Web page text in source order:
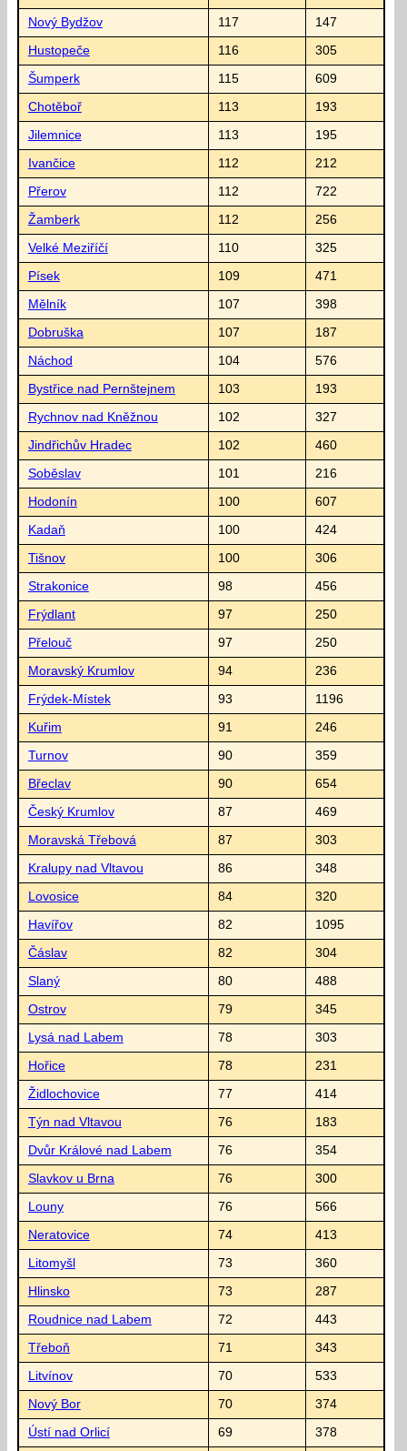
Nový Bydžov 117 147
Hustopeče 116 305
Šumperk 115 609
Chotěboř 113 193
Jilemnice 113 195
Ivančice 112 212
Přerov 112 722
Žamberk 112 256
Velké Meziříčí 110 325
Písek 109 471
Mělník 107 398
Dobruška 107 187
Náchod 104 576
Bystřice nad Pernštejnem 103 193
Rychnov nad Kněžnou 102 327
Jindřichův Hradec 102 460
Soběslav 101 216
Hodonín 100 607
Kadaň 100 424
Tišnov 100 306
Strakonice 98 456
Frýdlant 97 250
Přelouč 97 250
Moravský Krumlov 94 236
Frýdek-Místek 93 1196
Kuřim 91 246
Turnov 90 359
Břeclav 90 654
Český Krumlov 87 469
Moravská Třebová 87 303
Kralupy nad Vltavou 86 348
Lovosice 84 320
Havířov 82 1095
Čáslav 82 304
Slaný 80 488
Ostrov 79 345
Lysá nad Labem 78 303
Hořice 78 231
Židlochovice 77 414
Týn nad Vltavou 76 183
Dvůr Králové nad Labem 76 354
Slavkov u Brna 76 300
Louny 76 566
Neratovice 74 413
Litomyšl 73 360
Hlinsko 73 287
Roudnice nad Labem 72 443
Třeboň 71 343
Litvínov 70 533
Nový Bor 70 374
Ústí nad Orlicí 69 378